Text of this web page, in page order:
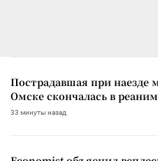
Пострадавшая при
Омске скончалась в
33 минуты назад